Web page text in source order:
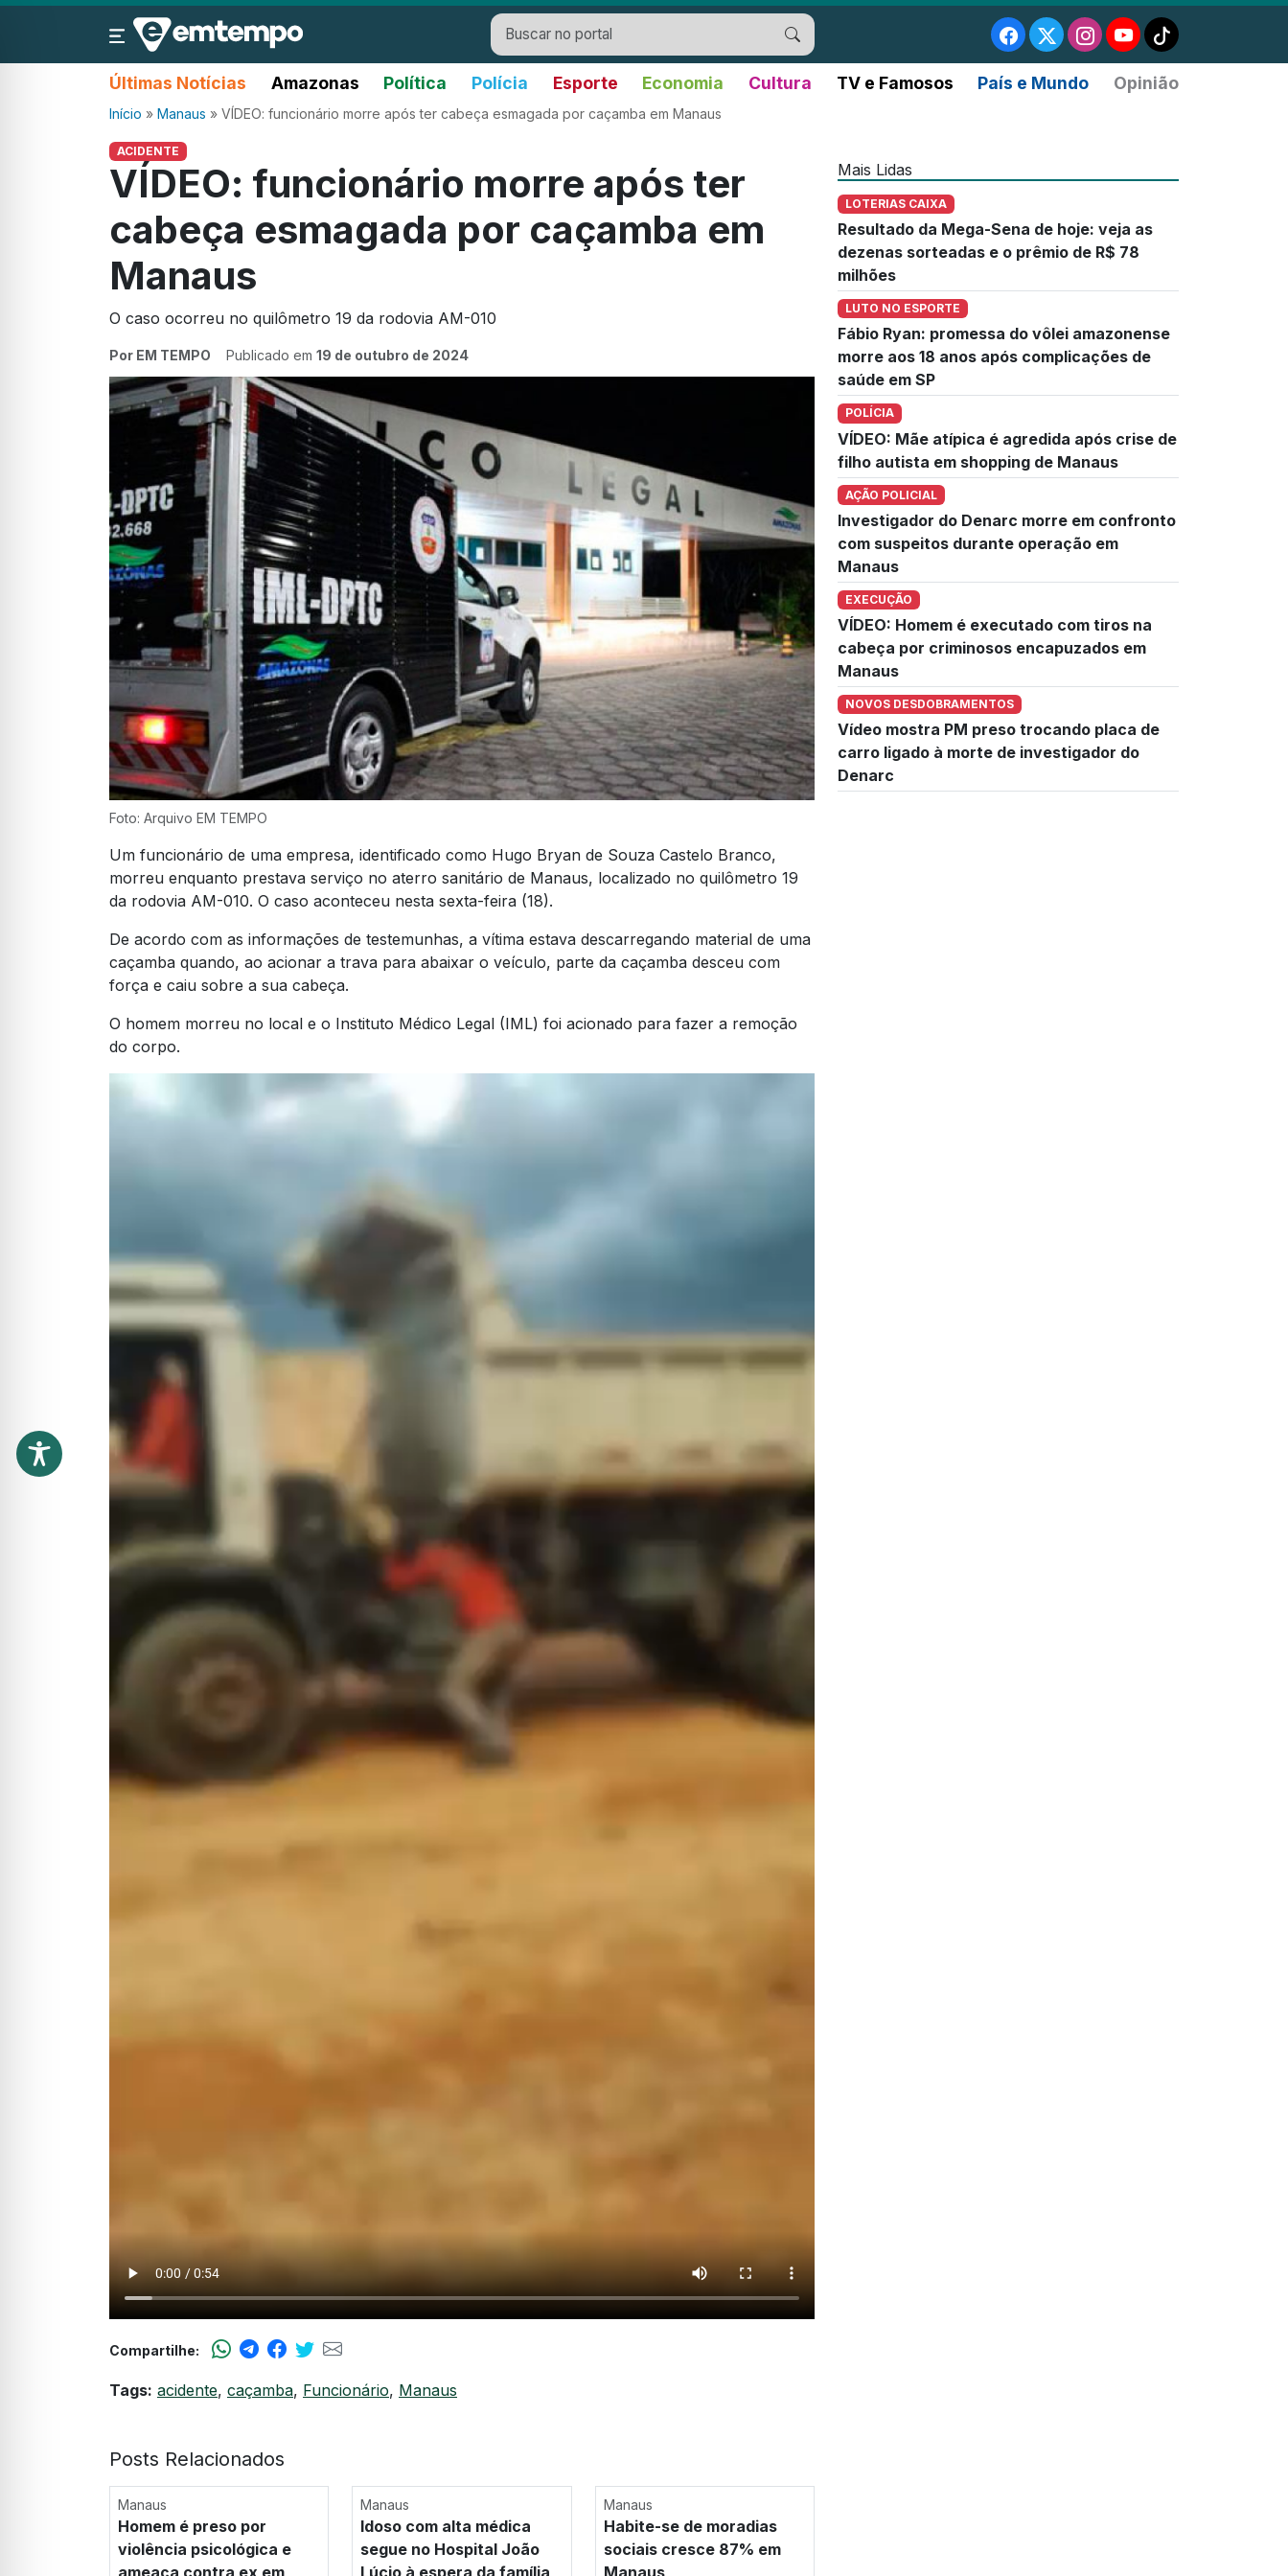
Últimas Notícias Amazonas Política Polícia Esporte Economia Cultura TV e Famosos País e Mundo Opinião
Início » Manaus » VÍDEO: funcionário morre após ter cabeça esmagada por caçamba em Manaus
ACIDENTE
VÍDEO: funcionário morre após ter
cabeça esmagada por caçamba em
Manaus
O caso ocorreu no quilômetro 19 da rodovia AM-010
Por EM TEMPO Publicado em 19 de outubro de 2024
Foto: Arquivo EM TEMPO
Um funcionário de uma empresa, identificado como Hugo Bryan de Souza Castelo Branco,
morreu enquanto prestava serviço no aterro sanitário de Manaus, localizado no quilômetro 19
da rodovia AM-010. O caso aconteceu nesta sexta-feira (18).
De acordo com as informações de testemunhas, a vítima estava descarregando material de uma
caçamba quando, ao acionar a trava para abaixar o veículo, parte da caçamba desceu com
força e caiu sobre a sua cabeça.
O homem morreu no local e o Instituto Médico Legal (IML) foi acionado para fazer a remoção
do corpo.
Compartilhe:
Tags: acidente, caçamba, Funcionário, Manaus
Posts Relacionados
Manaus
Homem é preso por
violência psicológica e
Manaus
Idoso com alta médica
segue no Hospital João
Manaus
Habite-se de moradias
sociais cresce 87% em
Mais Lidas
LOTERIAS CAIXA
Resultado da Mega-Sena de hoje: veja as
dezenas sorteadas e o prêmio de R$ 78
milhões
LUTO NO ESPORTE
Fábio Ryan: promessa do vôlei amazonense
morre aos 18 anos após complicações de
saúde em SP
POLÍCIA
VÍDEO: Mãe atípica é agredida após crise de
filho autista em shopping de Manaus
AÇÃO POLICIAL
Investigador do Denarc morre em confronto
com suspeitos durante operação em
Manaus
EXECUÇÃO
VÍDEO: Homem é executado com tiros na
cabeça por criminosos encapuzados em
Manaus
NOVOS DESDOBRAMENTOS
Vídeo mostra PM preso trocando placa de
carro ligado à morte de investigador do
Denarc